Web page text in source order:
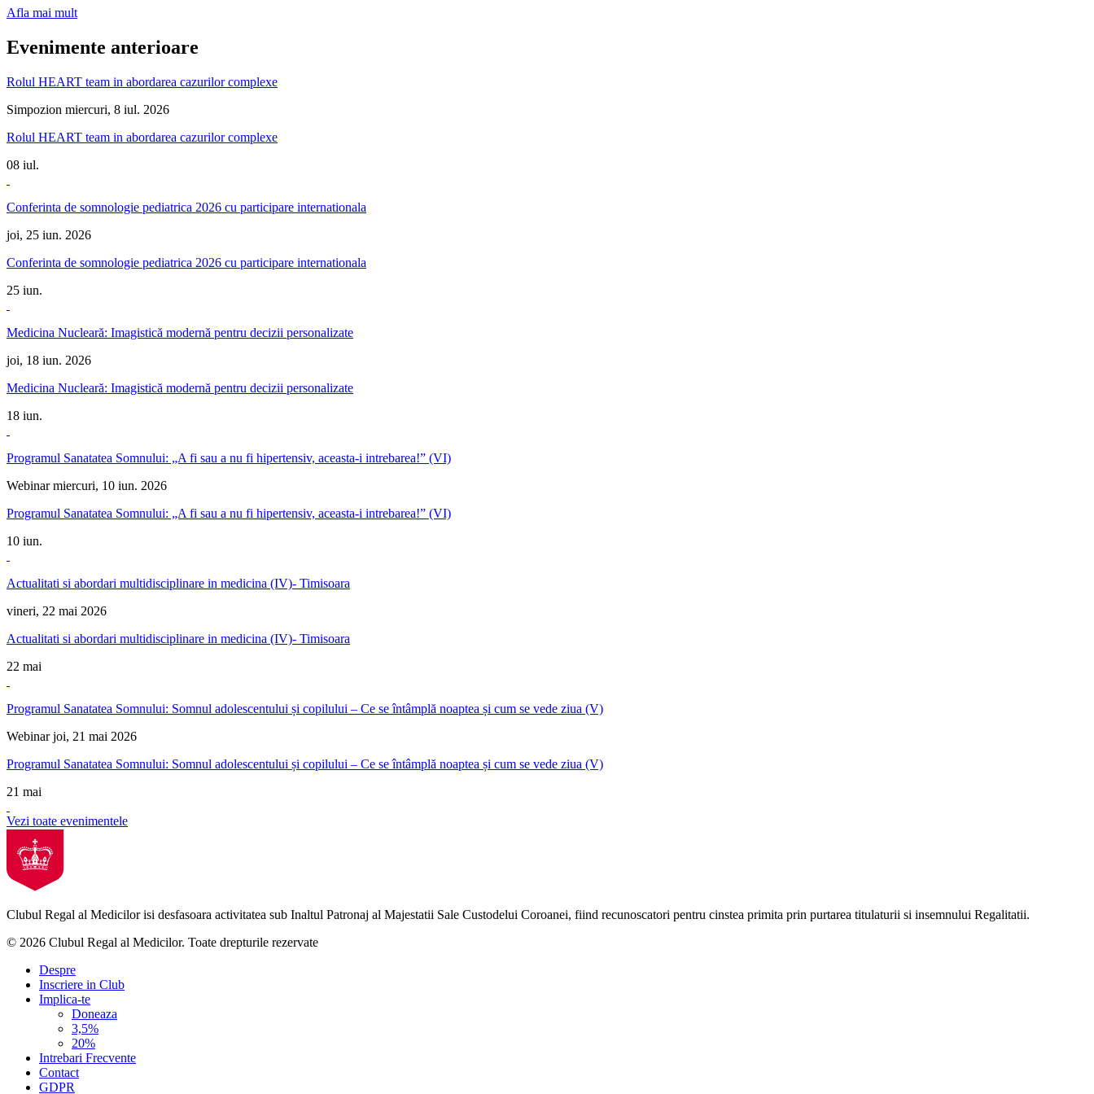
Afla mai mult
Evenimente anterioare
Rolul HEART team in abordarea cazurilor complexe
Simpozion miercuri, 8 iul. 2026
Rolul HEART team in abordarea cazurilor complexe
08 iul.
Conferinta de somnologie pediatrica 2026 cu participare internationala
joi, 25 iun. 2026
Conferinta de somnologie pediatrica 2026 cu participare internationala
25 iun.
Medicina Nucleară: Imagistică modernă pentru decizii personalizate
joi, 18 iun. 2026
Medicina Nucleară: Imagistică modernă pentru decizii personalizate
18 iun.
Programul Sanatatea Somnului: „A fi sau a nu fi hipertensiv, aceasta-i intrebarea!” (VI)
Webinar miercuri, 10 iun. 2026
Programul Sanatatea Somnului: „A fi sau a nu fi hipertensiv, aceasta-i intrebarea!” (VI)
10 iun.
Actualitati si abordari multidisciplinare in medicina (IV)- Timisoara
vineri, 22 mai 2026
Actualitati si abordari multidisciplinare in medicina (IV)- Timisoara
22 mai
Programul Sanatatea Somnului: Somnul adolescentului și copilului – Ce se întâmplă noaptea și cum se vede ziua (V)
Webinar joi, 21 mai 2026
Programul Sanatatea Somnului: Somnul adolescentului și copilului – Ce se întâmplă noaptea și cum se vede ziua (V)
21 mai
Vezi toate evenimentele
Clubul Regal al Medicilor isi desfasoara activitatea sub Inaltul Patronaj al Majestatii Sale Custodelui Coroanei, fiind recunoscatori pentru cinstea primita prin purtarea titulaturii si insemnului Regalitatii.
© 2026 Clubul Regal al Medicilor. Toate drepturile rezervate
Despre
Inscriere in Club
Implica-te
Doneaza
3,5%
20%
Intrebari Frecvente
Contact
GDPR